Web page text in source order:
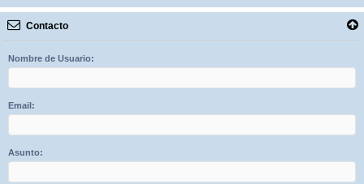
Contacto
Nombre de Usuario:
Email:
Asunto: